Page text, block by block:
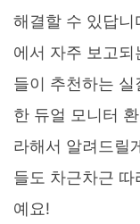
해결할 수 있답니
에서 자주 보고
들이 추천하는
한 듀얼 모니터
라해서 알려드릴
들도 차근차근
예요!